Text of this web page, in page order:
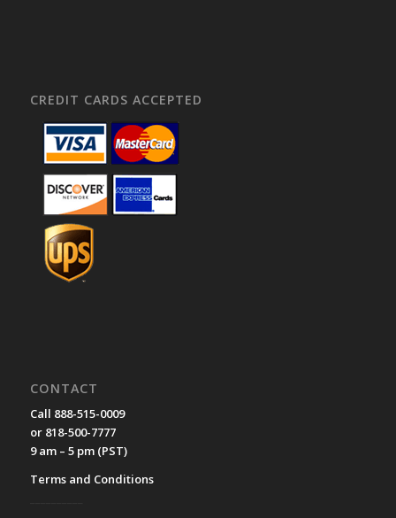
CREDIT CARDS ACCEPTED
CONTACT
Call 888-515-0009
or 818-500-7777
9 am – 5 pm (PST)
Terms and Conditions